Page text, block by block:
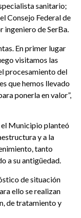
sanitario;
Consejo Federal de
ingeniero de SerBa.
En primer lugar
visitamos las
procesamiento del
que hemos llevado
ponerla en valor”,
el Municipio planteó
y a la
tanto
a su antigüedad.
de situación
ello se realizan
de tratamiento y